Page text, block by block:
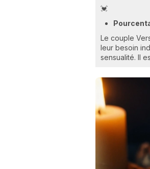
💓
Le couple
leur besoin
sensualité. Il